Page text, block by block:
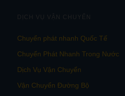
DỊCH VỤ VẬN CHUYỂN
Chuyển phát nhanh Quốc Tế
Chuyển Phát Nhanh Trong Nước
Dịch Vụ Vận Chuyển
Vận Chuyển Đường Bộ